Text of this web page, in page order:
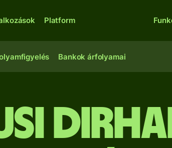
Platform
Bankok árfolyamai